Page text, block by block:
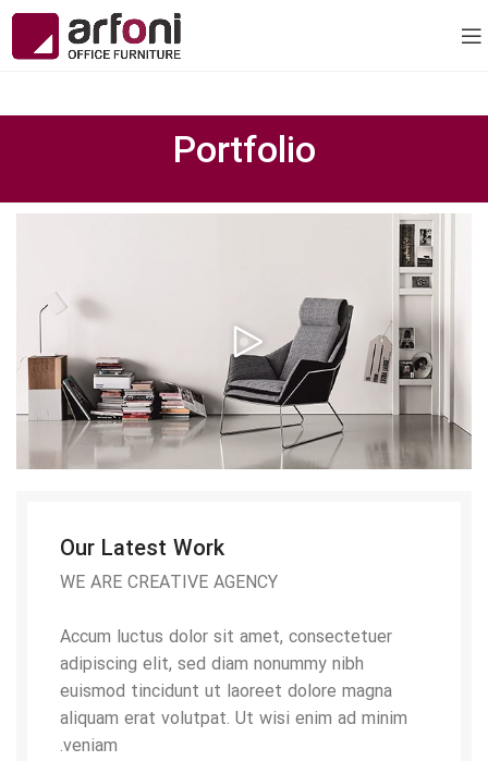
Portfolio
Our Latest Work
WE ARE CREATIVE AGENCY
Accum luctus dolor sit amet, consectetuer
adipiscing elit, sed diam nonummy nibh
euismod tincidunt ut laoreet dolore magna
aliquam erat volutpat. Ut wisi enim ad minim
veniam.